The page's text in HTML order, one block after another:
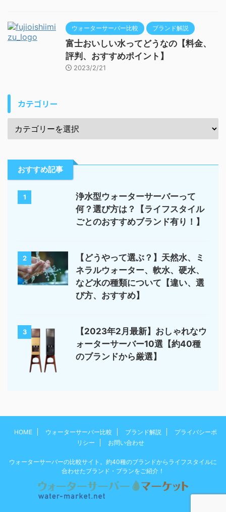
ウォーターサーバー比較 ブランド解説
富士おいしい水ってどうなの【料金、
評判、おすすめポイント】
2023/2/21
カテゴリー
おすすめ記事
1
浄水型ウォーターサーバーって
何？選び方は？【ライフスタイル
ごとのおすすめブランド有り！】
2
【どうやって選ぶ？】天然水、ミ
ネラルウォーター、軟水、硬水、
など水の種類について【違い、選
び方、おすすめ】
3
【2023年2月最新】おしゃれなウ
ォーターサーバー10選【約40種
のブランドから厳選】
HOME ウォーターサーバー比較 ブランド解説
プライバシーポ
リシー
お問い合わせ
ウォーターサーバーの比較サイト。約40種のブランドからライフスタイルに
合わせたブランド・プランをご紹介！